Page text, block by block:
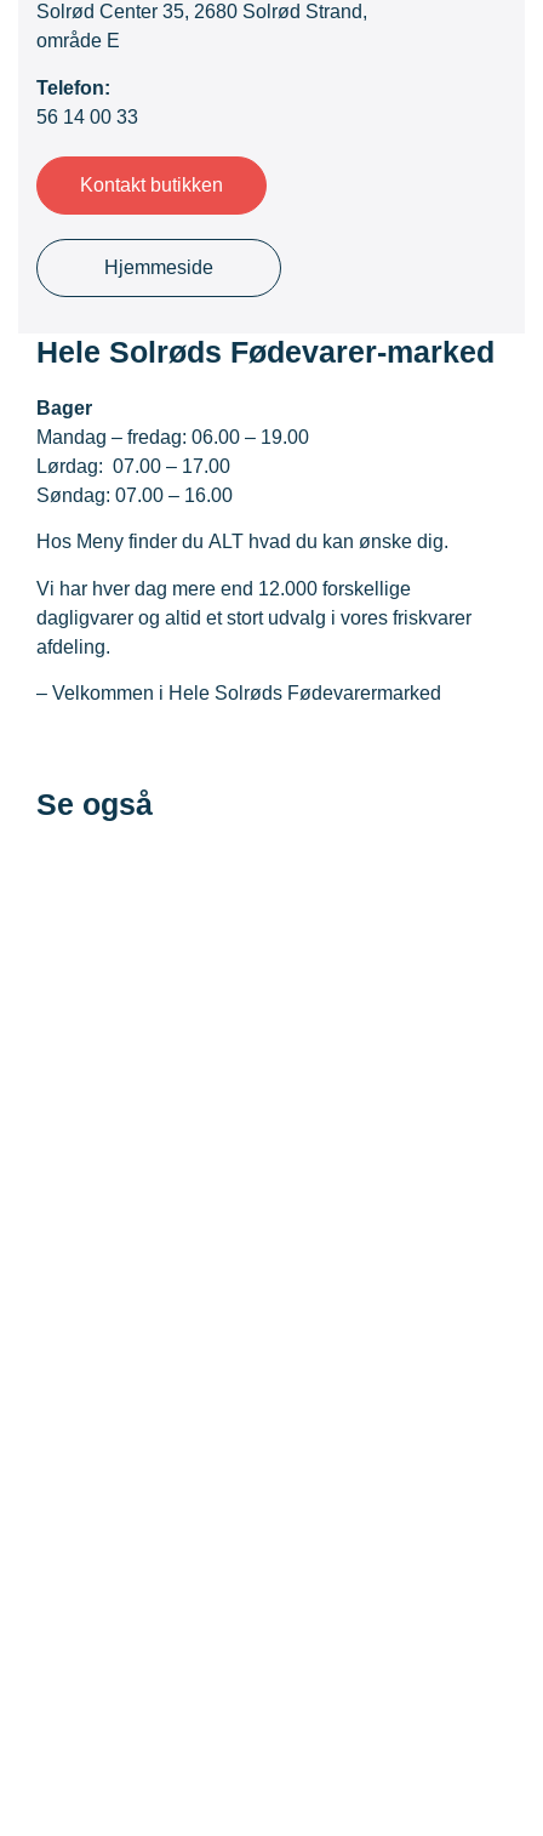
Solrød Center 35, 2680 Solrød Strand,
område E
Telefon:
56 14 00 33
Kontakt butikken
Hjemmeside
Hele Solrøds Fødevarer-marked
Bager
Mandag – fredag: 06.00 – 19.00
Lørdag: 07.00 – 17.00
Søndag: 07.00 – 16.00
Hos Meny finder du ALT hvad du kan ønske dig.
Vi har hver dag mere end 12.000 forskellige
dagligvarer og altid et stort udvalg i vores friskvarer
afdeling.
– Velkommen i Hele Solrøds Fødevarermarked
Se også